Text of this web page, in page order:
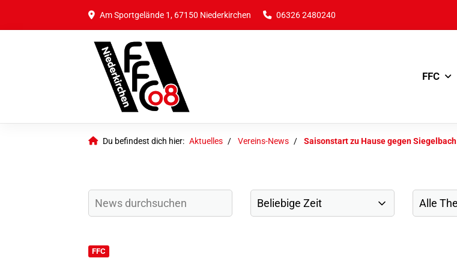
Am Sportgelände 1, 67150 Niederkirchen 06326 2480240
FFC
Du befindest dich hier: Aktuelles Vereins-News Saisonstart zu Hause gegen Siegelbach
FFC